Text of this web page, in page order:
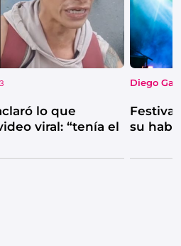
lo que
viral: “tenía el
Diego
su